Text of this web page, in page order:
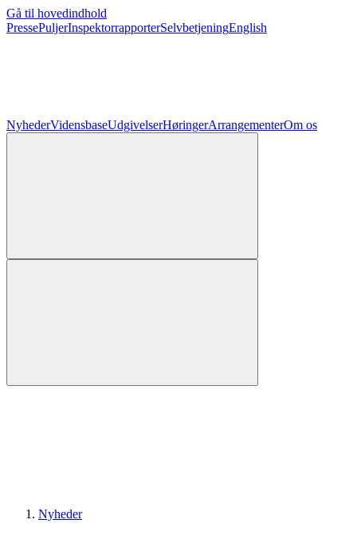
Gå til hovedindhold
PressePuljerInspektorrapporterSelvbetjeningEnglish
NyhederVidensbaseUdgivelserHøringerArrangementerOm os
Nyheder